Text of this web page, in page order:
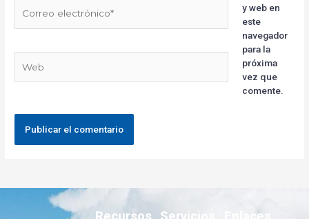
y web en
este
navegador
para la
próxima
vez que
comente.
Recursos Servicios Enlaces